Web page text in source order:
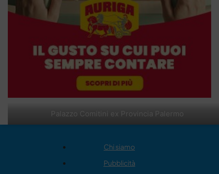
Palazzo Comitini ex Provincia Palermo
Chi siamo
Pubblicità